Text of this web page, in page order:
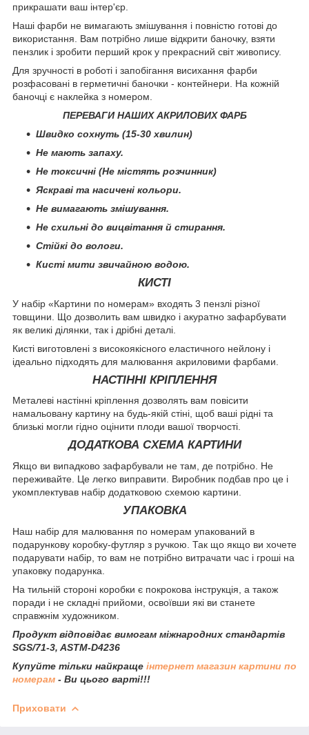
прикрашати ваш інтер'єр.
Наші фарби не вимагають змішування і повністю готові до
використання. Вам потрібно лише відкрити баночку, взяти
пензлик і зробити перший крок у прекрасний світ живопису.
Для зручності в роботі і запобігання висихання фарби
розфасовані в герметичні баночки - контейнери. На кожній
баночці є наклейка з номером.
ПЕРЕВАГИ НАШИХ АКРИЛОВИХ ФАРБ
Швидко сохнуть (15-30 хвилин)
Не мають запаху.
Не токсичні (Не містять розчинник)
Яскраві та насичені кольори.
Не вимагають змішування.
Не схильні до вицвітання й стирання.
Стійкі до вологи.
Кисті мити звичайною водою.
КИСТІ
У набір «Картини по номерам» входять 3 пензлі різної
товщини. Що дозволить вам швидко і акуратно зафарбувати
як великі ділянки, так і дрібні деталі.
Кисті виготовлені з високоякісного еластичного нейлону і
ідеально підходять для малювання акриловими фарбами.
НАСТІННІ КРІПЛЕННЯ
Металеві настінні кріплення дозволять вам повісити
намальовану картину на будь-якій стіні, щоб ваші рідні та
близькі могли гідно оцінити плоди вашої творчості.
ДОДАТКОВА СХЕМА КАРТИНИ
Якщо ви випадково зафарбували не там, де потрібно. Не
переживайте. Це легко виправити. Виробник подбав про це і
укомплектував набір додатковою схемою картини.
УПАКОВКА
Наш набір для малювання по номерам упакований в
подарункову коробку-футляр з ручкою. Так що якщо ви хочете
подарувати набір, то вам не потрібно витрачати час і гроші на
упаковку подарунка.
На тильній стороні коробки є покрокова інструкція, а також
поради і не складні прийоми, освоївши які ви станете
справжнім художником.
Продукт відповідає вимогам міжнародних стандартів
SGS/71-3, ASTM-D4236
Купуйте тільки найкраще інтернет магазин картини по
номерам - Ви цього варті!!!
Приховати